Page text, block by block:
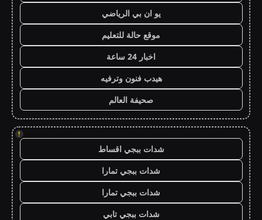
يو ان بي الرياضي
موقع حالة للتعليم
اخبار 24 ساعة
هيدب فنون وترفيه
صحيفة العالم
!
شدات ببجي اقساط
شدات ببجي تمارا
شدات ببجي تمارا
شدات ببجي تابي